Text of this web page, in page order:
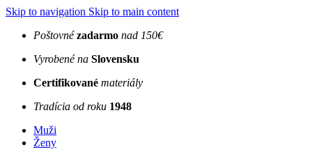
Skip to navigation Skip to main content
Poštovnézadarmo nad 150€
Vyrobené na Slovensku
Certifikované materiály
Tradícia od roku 1948
Muži
Ženy